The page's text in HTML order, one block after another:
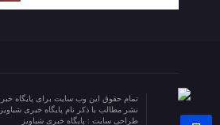
تمام حقوق این وب سایت برای پایگاه
نشر مطالب با ذکر نام پایگاه خبری
طراحی سایت : پایگاه خبری شباویز